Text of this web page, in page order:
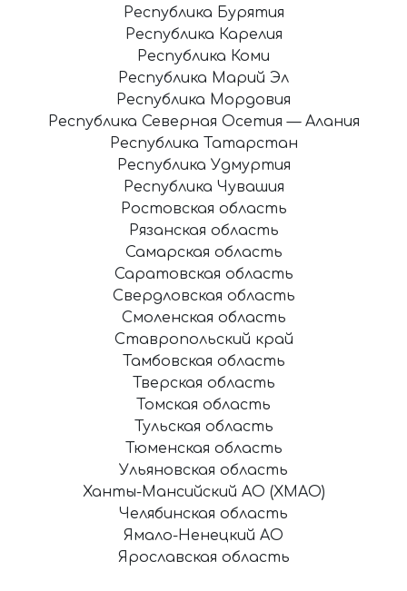
Республика Бурятия
Республика Карелия
Республика Коми
Республика Марий Эл
Республика Мордовия
Республика Северная Осетия — Алания
Республика Татарстан
Республика Удмуртия
Республика Чувашия
Ростовская область
Рязанская область
Самарская область
Саратовская область
Свердловская область
Смоленская область
Ставропольский край
Тамбовская область
Тверская область
Томская область
Тульская область
Тюменская область
Ульяновская область
Ханты-Мансийский АО (ХМАО)
Челябинская область
Ямало-Ненецкий АО
Ярославская область